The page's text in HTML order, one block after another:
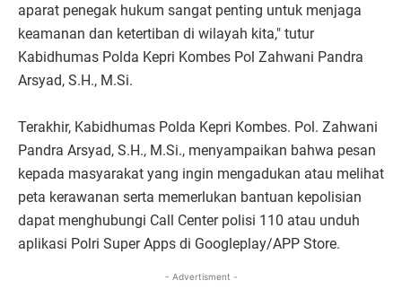
aparat penegak hukum sangat penting untuk menjaga
keamanan dan ketertiban di wilayah kita," tutur
Kabidhumas Polda Kepri Kombes Pol Zahwani Pandra
Arsyad, S.H., M.Si.
Terakhir, Kabidhumas Polda Kepri Kombes. Pol. Zahwani
Pandra Arsyad, S.H., M.Si., menyampaikan bahwa pesan
kepada masyarakat yang ingin mengadukan atau melihat
peta kerawanan serta memerlukan bantuan kepolisian
dapat menghubungi Call Center polisi 110 atau unduh
aplikasi Polri Super Apps di Googleplay/APP Store.
- Advertisment -